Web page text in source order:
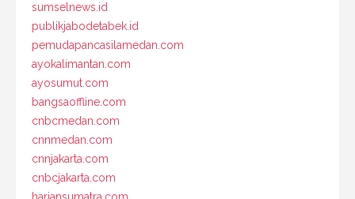
sumselnews.id
publikjabodetabek.id
pemudapancasilamedan.com
ayokalimantan.com
ayosumut.com
bangsaoffline.com
cnbcmedan.com
cnnmedan.com
cnnjakarta.com
cnbcjakarta.com